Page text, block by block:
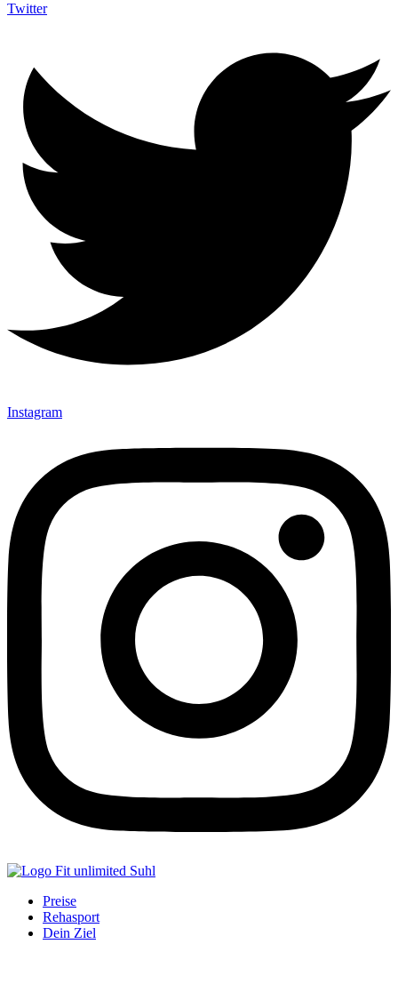
Twitter
Instagram
Preise
Rehasport
Dein Ziel